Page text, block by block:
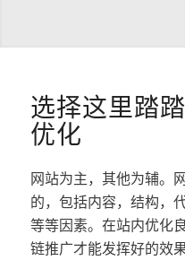
选择这里踏
优化
网站为主，其他为辅。
的，包括内容，结构，
等等因素。在站内优化
链推广才能发挥好的效果